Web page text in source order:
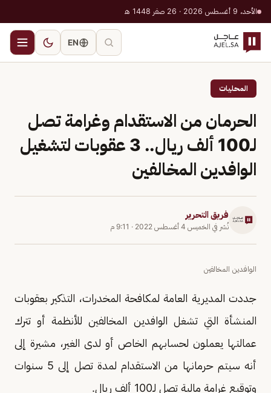
الأحد، 9 أغسطس 2026 · 26 صفر 1448 هـ
EN
المحليات
الحرمان من الاستقدام وغرامة تصل
لـ100 ألف ريال.. 3 عقوبات لتشغيل
الوافدين المخالفين
فريق التحرير
نُشر في الخميس 4 أغسطس 2022 · 9:11 م
الوافدين المخالفين
جددت المديرية العامة لمكافحة المخدرات، التذكير بعقوبات
المنشأة التي تشغل الوافدين المخالفين للأنظمة أو تترك
عمالتها يعملون لحسابهم الخاص أو لدى الغير، مشيرة إلى
أنه سيتم حرمانها من الاستقدام لمدة تصل إلى 5 سنوات
وتوقيع غرامة مالية تصل لـ100 ألف ريال.